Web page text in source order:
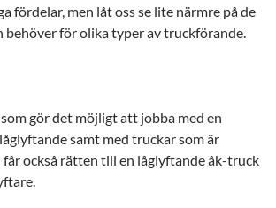
fördelar, men låt oss se lite närmre på de
behöver för olika typer av truckförande.
gör det möjligt att jobba med en
samt med truckar som är
får också rätten till en låglyftande åk-truck